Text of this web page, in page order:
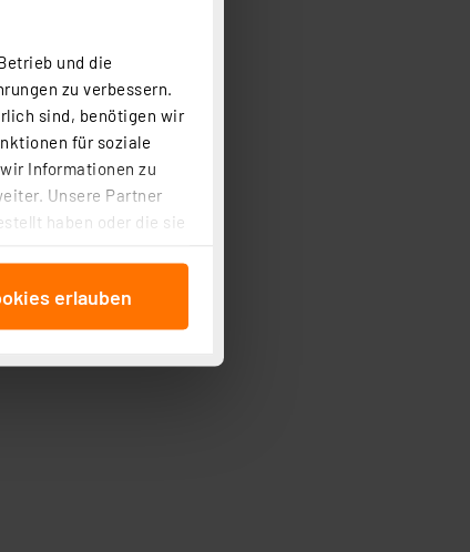
und die
zu verbessern.
sind, benötigen wir
für soziale
Informationen zu
Unsere Partner
haben oder die sie
(Art. 6
durch Klick auf den
Daten zur
von Cookies
lit. a DSGVO.
erlauben
(Wassererkennung)